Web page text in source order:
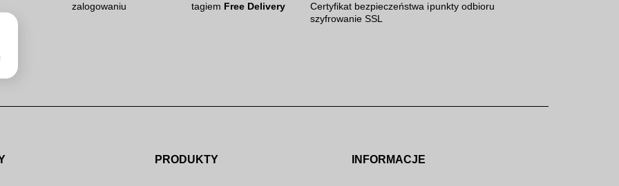
zalogowaniu
tagiem Free Delivery
Certyfikat bezpieczeństwa i
szyfrowanie SSL
punkty odbioru
PRODUKTY INFORMACJE